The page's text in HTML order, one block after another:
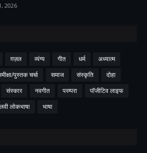
2026
ग़ज़ल व्यंग्य गीत धर्म
अध्यात्म
पुस्तक चर्चा समाज संस्कृति
दोहा
संस्कार नवगीत परम्परा
पॉजीटिव लाइफ
लोकभाषा भाषा